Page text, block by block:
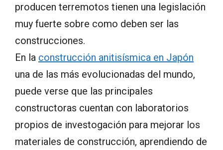
producen terremotos tienen una legislación
muy fuerte sobre como deben ser las
construcciones.
En la construcción anitisísmica en Japón
una de las más evolucionadas del mundo,
puede verse que las principales
constructoras cuentan con laboratorios
propios de investogación para mejorar los
materiales de construcción, aprendiendo de